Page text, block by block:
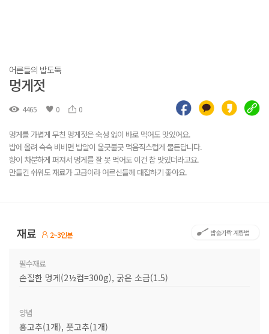
어른들의 밥도둑
멍게젓
4465 0 0
멍게를 가볍게 무친 멍게젓은 숙성 없이 바로 먹어도 맛있어요.
밥에 올려 슥슥 비비면 밥알이 울긋불긋 먹음직스럽게 물든답니다.
향이 차분하게 퍼져서 멍게를 잘 못 먹어도 이건 참 맛있더라고요.
만들긴 쉬워도 재료가 고급이라 어르신들께 대접하기 좋아요.
재료 2~3인분 밥숟가락 계량법
필수재료
손질한 멍게(2½컵=300g), 굵은 소금(1.5)
양념
홍고추(1개), 풋고추(1개)